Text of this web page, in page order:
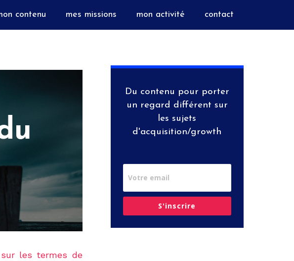
contenu mes missions mon activité contact
les termes de
Du contenu pour porter
un regard différent sur
les sujets
d'acquisition/growth
S'inscrire